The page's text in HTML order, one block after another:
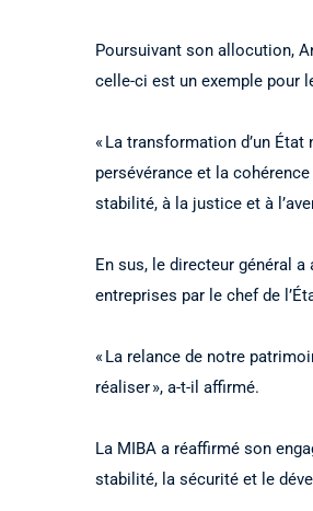
Poursuivant son allocution,
celle-ci est un exemple pour
« La transformation d’un
persévérance et la
stabilité, à la justice et à
En sus, le directeur général
entreprises par le chef de
« La relance de notre
réaliser », a-t-il affirmé.
La MIBA a réaffirmé son
stabilité, la sécurité et le